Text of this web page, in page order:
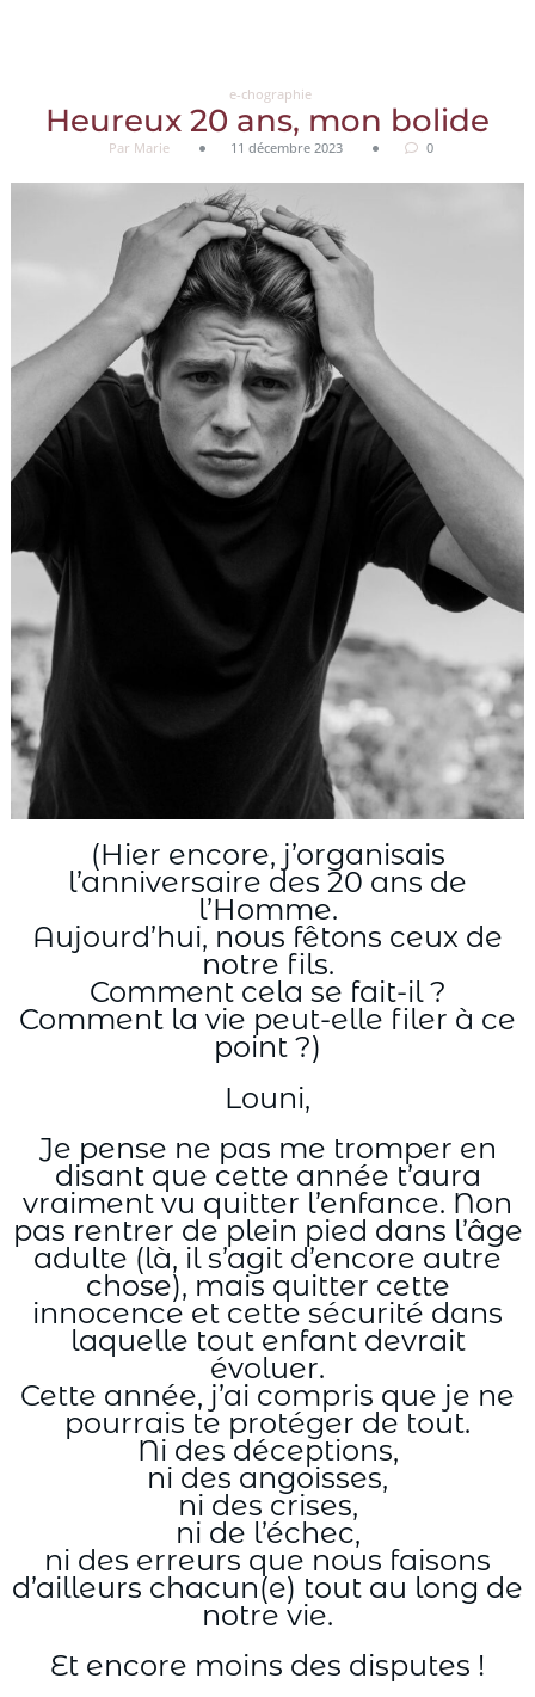
e-chographie
Heureux 20 ans, mon bolide
Par Marie 11 décembre 2023 0
(Hier encore, j’organisais
l’anniversaire des 20 ans de
l’Homme.
Aujourd’hui, nous fêtons ceux de
notre fils.
Comment cela se fait-il ?
Comment la vie peut-elle filer à ce
point ?)
Louni,
Je pense ne pas me tromper en
disant que cette année t’aura
vraiment vu quitter l’enfance. Non
pas rentrer de plein pied dans l’âge
adulte (là, il s’agit d’encore autre
chose), mais quitter cette
innocence et cette sécurité dans
laquelle tout enfant devrait
évoluer.
Cette année, j’ai compris que je ne
pourrais te protéger de tout.
Ni des déceptions,
ni des angoisses,
ni des crises,
ni de l’échec,
ni des erreurs que nous faisons
d’ailleurs chacun(e) tout au long de
notre vie.
Et encore moins des disputes !